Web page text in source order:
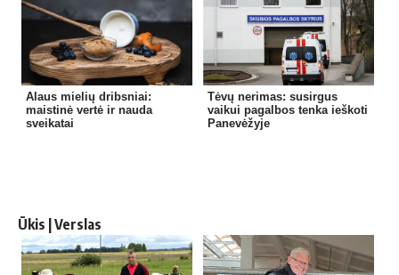
Alaus mielių dribsniai:
maistinė vertė ir nauda
sveikatai
Tėvų nerimas: susirgus
vaikui pagalbos tenka ieškoti
Panevėžyje
Ūkis | Verslas